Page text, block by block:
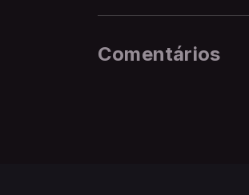
Comentários